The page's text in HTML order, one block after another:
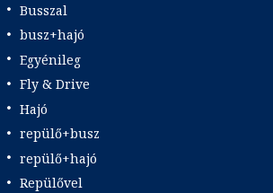
Busszal
busz+hajó
Egyénileg
Fly & Drive
Hajó
repülő+busz
repülő+hajó
Repülővel